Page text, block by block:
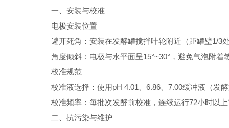
一、安装与校准
电极安装位置
避开死角：安装在发酵罐搅拌叶轮附近（距罐壁1/3
角度倾斜：电极与水平面呈15°~30°，避免气泡附着
校准规范
校准液选择：使用pH 4.01、6.86、7.00缓冲液（发
校准频率：每批次发酵前校准，连续运行72小时以
二、抗污染与维护